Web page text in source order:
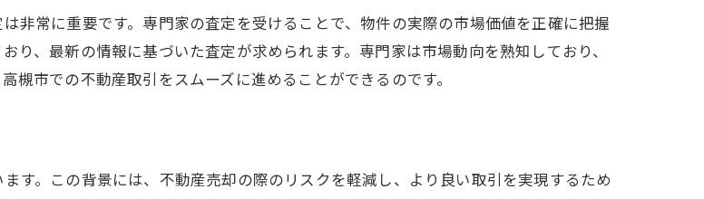
場に与える影響
めの事前準備
非常に重要です。専門家の査定を受けることで、物件の実際の市場価値を正確に把握
り、最新の情報に基づいた査定が求められます。専門家は市場動向を熟知しており、
槻市での不動産取引をスムーズに進めることができるのです。
す。この背景には、不動産売却の際のリスクを軽減し、より良い取引を実現するため